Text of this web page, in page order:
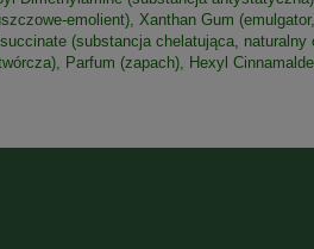
emolient), Xanthan Gum
(substancja chelatująca,
Parfum (zapach), Hexyl